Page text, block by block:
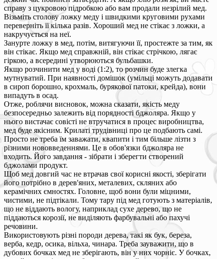
справу з цукровою підробкою або вам продали незрілий мед.
Візьміть столову ложку меду і швидкими круговими рухами
переверніть її кілька разів. Хороший мед не стікає з ложки, а
накручується на неї.
Занурте ложку в мед, потім, витягуючи її, простежте за тим, як
він стікає. Якщо мед справжній, він стікає стрічкою, лягає
гіркою, а всередині утворюються бульбашки.
Якщо розчинити мед у воді (1:2), то розчин буде злегка
мутнуватий. При наявності домішок (умільці можуть додавати
в сироп борошно, крохмаль, бурякової патоки, крейда), вони
випадуть в осад.
Отже, роблячи висновок, можна сказати, якість меду
безпосередньо залежить від порядності бджоляра. Якщо у
нього вистачає совісті не втручатися в процес виробництва,
мед буде якісним. Крилаті трудівниці про це подбають самі.
Просто не треба їм заважати, квапити і тим більше лізти з
різними нововведеннями. Це в обов'язки бджоляра не
входить. Його завдання - зібрати і зберегти створений
бджолами продукт.
Щоб мед довгий час не втрачав свої корисні якості, зберігати
його потрібно в дерев'яних, металевих, скляних або
керамічних ємностях. Головне, щоб вони були міцними,
чистими, не підтікали. Тому тару під мед готують з матеріалів,
що не віддають вологу, наприклад сухе дерево, що не
піддаються корозії, не виділяють фарбувальні або пахучі
речовини.
Використовують різні породи дерева, такі як бук, береза,
верба, кедр, осика, вільха, чинара. Треба зауважити, що в
дубових бочках мед не зберігають, він у них чорніє. У бочках,